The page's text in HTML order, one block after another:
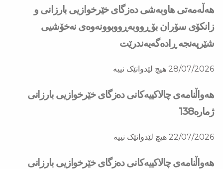
هه‌ڵه‌مه‌تی هاو‌به‌شی ده‌زگای خێرخوازیی بارزانی و
زانكۆی سۆران بۆ ڕووبه‌ڕووبوونه‌وه‌ی نه‌خۆشیی
شێرپه‌نجه‌ ڕاده‌گه‌یه‌ندرێت
28/07/2026 هیچ لێدوانێک نییە
هەواڵنامەی چالاکییەکانی دەزگای خێرخوازیی بارزانی
ژمارە138
22/07/2026 هیچ لێدوانێک نییە
هەواڵنامەی چالاکییەکانی دەزگای خێرخوازیی بارزانی